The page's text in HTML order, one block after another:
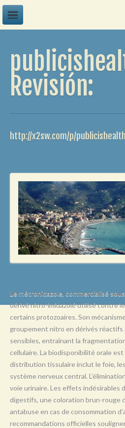
G
P
Q
R
S
T
U
W
Revisión:
http://x2sw.com/p/
Le métronidazole, commercialisé
dérivé nitro-imidazolé utilisé contre
certains protozoaires. Son
groupement nitro en dérivés réactifs
sensibles, entraînant la
cellulaire. La biodisponibilité orale
distribution tissulaire inclut le foie,
système nerveux central.
voie urinaire. Les effets indésirables
digestifs, une coloration brun-rouge
antabuse en cas de consommation
recommandations officielles